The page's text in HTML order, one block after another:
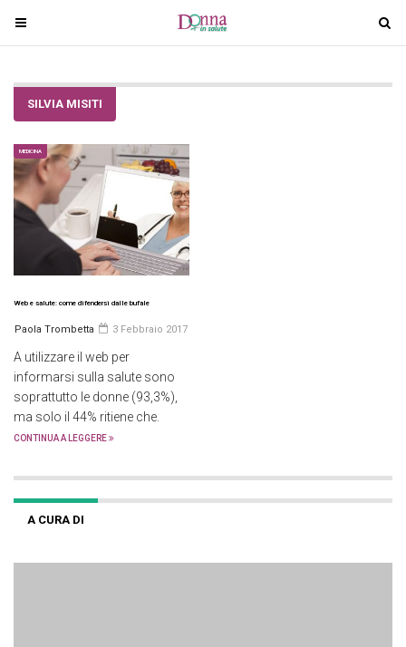
T
o
g
n
a
v
i
o
T
o
g
SILVIA MISITI
MEDICINA
Web e salute: come difendersi dalle bufale
Paola Trombetta 3 Febbraio 2017
A utilizzare il web per
informarsi sulla salute sono
soprattutto le donne (93,3%),
ma solo il 44% ritiene che.
CONTINUA A LEGGERE
A CURA DI